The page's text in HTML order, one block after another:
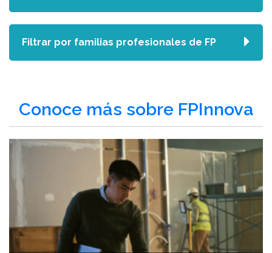
Conoce más sobre FPInnova
Filtrar por familias profesionales de FP